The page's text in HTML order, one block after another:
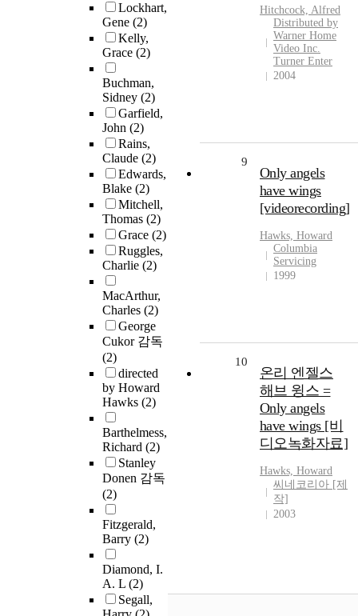
Lockhart,
Gene (2)
Kelly,
Grace (2)
Buchman,
Sidney (2)
Garfield,
John (2)
Rains,
Claude (2)
Edwards,
Blake (2)
Mitchell,
Thomas (2)
Grace (2)
Ruggles,
Charlie (2)
MacArthur,
Charles (2)
George
Cukor 감독
(2)
directed
by Howard
Hawks (2)
Barthelmess,
Richard (2)
Stanley
Donen 감독
(2)
Fitzgerald,
Barry (2)
Diamond, I.
A. L (2)
Segall,
Hitchcock, Alfred
Distributed by
Warner Home
Video Inc.
Turner Enter
2004
9
Only angels
have wings
[videorecording]
Hawks, Howard
Columbia
Servicing
1999
10
온리 엔젤스
해브 윙스 =
Only angels
have wings [비
디오녹화자료]
Hawks, Howard
씨네코리아 [제
작]
2003